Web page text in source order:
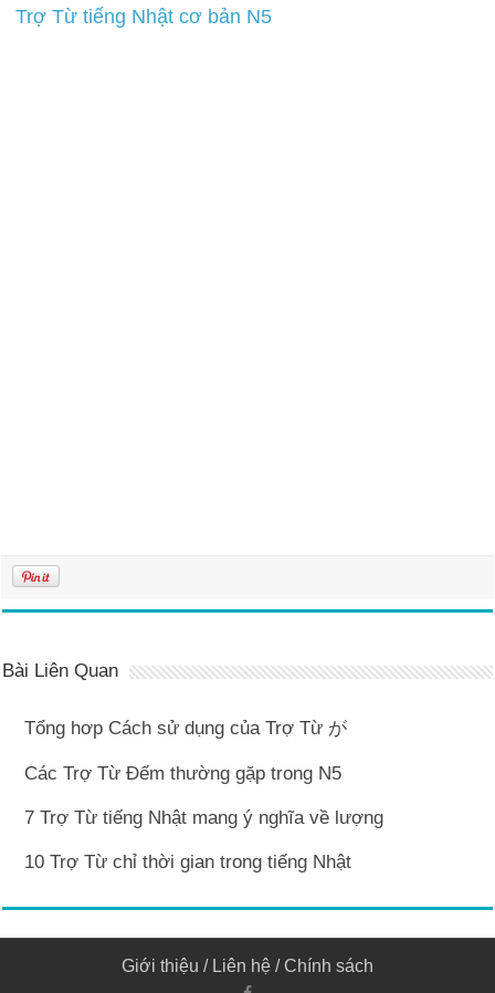
Trợ Từ tiếng Nhật cơ bản N5
Bài Liên Quan
Tổng hơp Cách sử dụng của Trợ Từ が
Các Trợ Từ Đếm thường gặp trong N5
7 Trợ Từ tiếng Nhật mang ý nghĩa về lượng
10 Trợ Từ chỉ thời gian trong tiếng Nhật
Giới thiệu / Liên hệ / Chính sách